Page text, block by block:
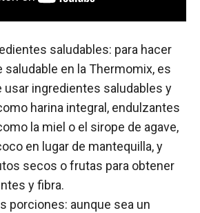
saludables: para hacer
saludable en la Thermomix, es
usar ingredientes saludables y
harina integral, endulzantes
la miel o el sirope de agave,
en lugar de mantequilla, y
secos o frutas para obtener
y fibra.
porciones: aunque sea un